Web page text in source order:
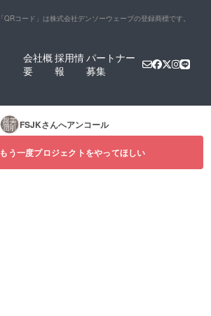
「QRコード」は株式会社デンソーウェーブの登録商標です。
会社概
要
採用情
報
パートナー
募集
FSJKさんへアンコール
もう一度プロジェクトをやってほしい